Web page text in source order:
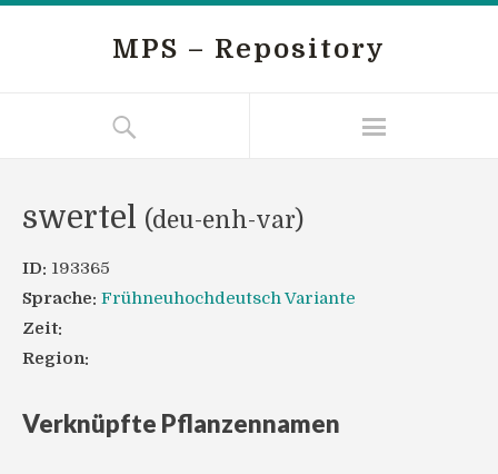
MPS – Repository
swertel (deu-enh-var)
ID: 193365
Sprache: Frühneuhochdeutsch Variante
Zeit:
Region:
Verknüpfte Pflanzennamen